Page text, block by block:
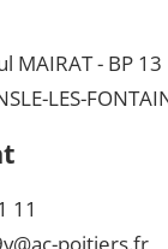
MAIRAT - BP 13
LES-
11
poitiers.fr